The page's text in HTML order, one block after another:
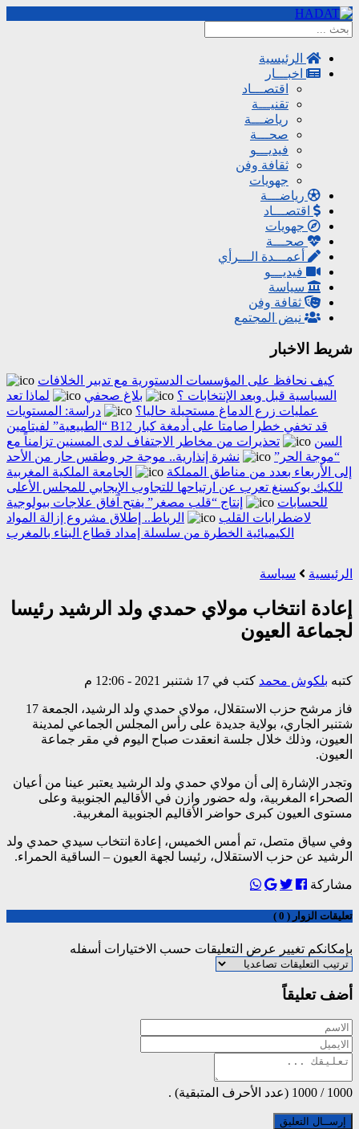
الرئيسية
اخبـــار
اقتصـــاد
تقنيـــة
رياضـــة
صحـــة
فيديـــو
ثقافة وفن
جهويات
رياضـــة
اقتصـــاد
جهويات
صحـــة
أعمـــدة الـــرأي
فيديـــو
سياسة
ثقافة وفن
نبض المجتمع
شريط الاخبار
كيف نحافظ على المؤسسات الدستورية مع تدبير الخلافات
السياسية قبل وبعد الإنتخابات ؟
بلاغ صحفي
لماذا تعد
عمليات زرع الدماغ مستحيلة حاليا؟
دراسة: المستويات
“الطبيعية” لفيتامين B12 قد تخفي خطرا صامتا على أدمغة كبار
السن
تحذيرات من مخاطر الاجتفاف لدى المسنين تزامناً مع
“موجة الحر”
نشرة إنذارية.. موجة حر وطقس حار من الأحد
إلى الأربعاء بعدد من مناطق المملكة
الجامعة الملكية المغربية
للكيك بوكسنغ تعرب عن ارتياحها للتجاوب الإيجابي للمجلس الأعلى
للحسابات
إنتاج “قلب مصغر” يفتح آفاق علاجات بيولوجية
لاضطرابات القلب
الرباط.. إطلاق مشروع إزالة المواد
الكيميائية الخطرة من سلسلة إمداد قطاع البناء بالمغرب
الرئيسية سياسة
إعادة انتخاب مولاي حمدي ولد الرشيد رئيسا
لجماعة العيون
كتبه بلكوش محمد كتب في 17 شتنبر 2021 - 12:06 م
فاز مرشح حزب الاستقلال، مولاي حمدي ولد الرشيد، الجمعة 17
شتنبر الجاري، بولاية جديدة على رأس المجلس الجماعي لمدينة
العيون، وذلك خلال جلسة انعقدت صباح اليوم في مقر جماعة
العيون.
وتجدر الإشارة إلى أن مولاي حمدي ولد الرشيد يعتبر عينا من أعيان
الصحراء المغربية، وله حضور وازن في الأقاليم الجنوبية وعلى
مستوى العيون كبرى حواضر الأقاليم الجنوبية المغربية.
وفي سياق متصل، تم أمس الخميس، إعادة انتخاب سيدي حمدي ولد
الرشيد عن حزب الاستقلال، رئيسا لجهة العيون – الساقية الحمراء.
مشاركة
تعليقات الزوار ( 0 )
بإمكانكم تغيير عرض التعليقات حسب الاختيارات أسفله
أضف تعليقاً
1000
/
1000 (عدد الأحرف المتبقية) .